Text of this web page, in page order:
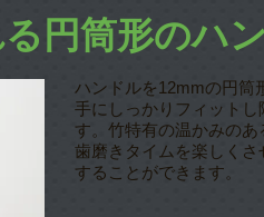
円筒形のハ
ハンドルを12mmの円筒
手にしっかりフィットし
す。竹特有の温かみの
歯磨きタイムを楽しく
することができます。